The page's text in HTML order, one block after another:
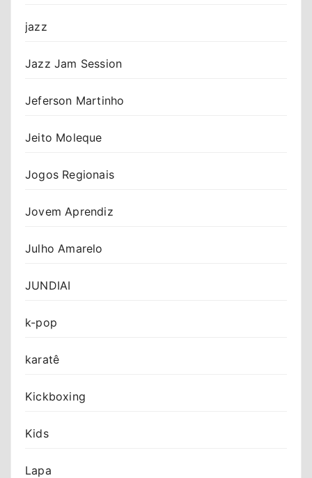
jazz
Jazz Jam Session
Jeferson Martinho
Jeito Moleque
Jogos Regionais
Jovem Aprendiz
Julho Amarelo
JUNDIAI
k-pop
karatê
Kickboxing
Kids
Lapa